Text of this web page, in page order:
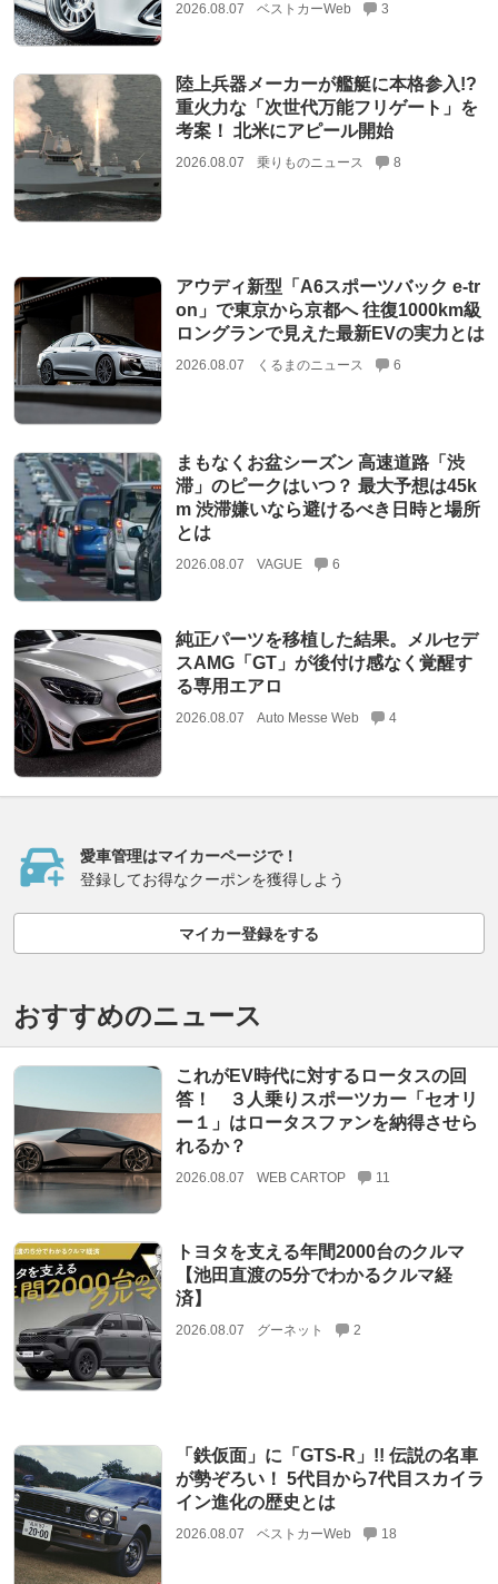
2026.08.07 ベストカーWeb 3
陸上兵器メーカーが艦艇に本格参入!?
重火力な「次世代万能フリゲート」を
考案！ 北米にアピール開始
2026.08.07 乗りものニュース 8
アウディ新型「A6スポーツバック e-tr
on」で東京から京都へ 往復1000km級
ロングランで見えた最新EVの実力とは
2026.08.07 くるまのニュース 6
まもなくお盆シーズン 高速道路「渋
滞」のピークはいつ？ 最大予想は45k
m 渋滞嫌いなら避けるべき日時と場所
とは
2026.08.07 VAGUE 6
純正パーツを移植した結果。メルセデ
スAMG「GT」が後付け感なく覚醒す
る専用エアロ
2026.08.07 Auto Messe Web 4
愛車管理はマイカーページで！
登録してお得なクーポンを獲得しよう
マイカー登録をする
おすすめのニュース
これがEV時代に対するロータスの回
答！ ３人乗りスポーツカー「セオリ
ー１」はロータスファンを納得させら
れるか？
2026.08.07 WEB CARTOP 11
トヨタを支える年間2000台のクルマ
【池田直渡の5分でわかるクルマ経
済】
2026.08.07 グーネット 2
「鉄仮面」に「GTS-R」!! 伝説の名車
が勢ぞろい！ 5代目から7代目スカイラ
イン進化の歴史とは
2026.08.07 ベストカーWeb 18